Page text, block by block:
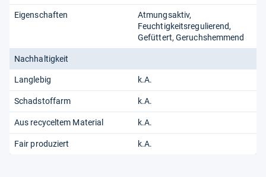
Eigenschaften
Atmungsaktiv
Feuchtigkeitsregulierend
Gefüttert Geruchshemmend
Nachhaltigkeit
Langlebig k.A.
Schadstoffarm k.A.
Aus recyceltem Material k.A.
Fair produziert k.A.